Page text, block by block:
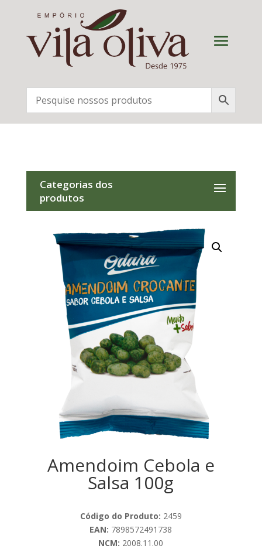
Categorias dos
produtos
Amendoim Cebola e
Salsa 100g
Código do Produto: 2459
EAN: 7898572491738
NCM: 2008.11.00